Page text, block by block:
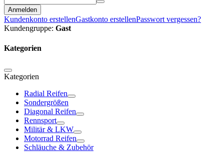
Anmelden
Kundenkonto erstellenGastkonto erstellenPasswort vergessen?
Kundengruppe: Gast
Kategorien
Kategorien
Radial Reifen
Sondergrößen
Diagonal Reifen
Rennsport
Militär & LKW
Motorrad Reifen
Schläuche & Zubehör